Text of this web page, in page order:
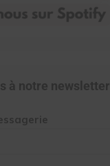
à notre newsletter